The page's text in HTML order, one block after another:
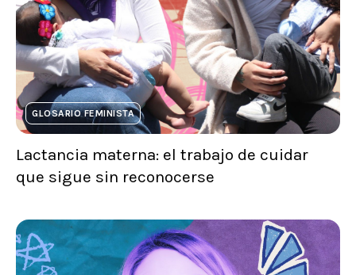
GLOSARIO FEMINISTA
Lactancia materna: el trabajo de cuidar
que sigue sin reconocerse